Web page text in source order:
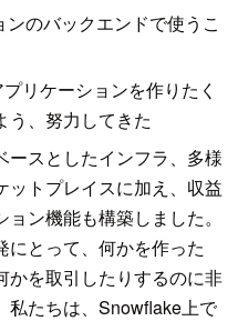
のバックエンドで使うこ
リケーションを作りたく
う、努力してきた
ースとしたインフラ、多様
ットプレイスに加え、収益
ン機能も構築しました。
にとって、何かを作った
かを取引したりするのに非
私たちは、Snowflake上で